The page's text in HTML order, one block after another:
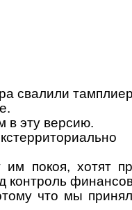
свалили
в эту версию.
покоя, хотят
контроль
что мы